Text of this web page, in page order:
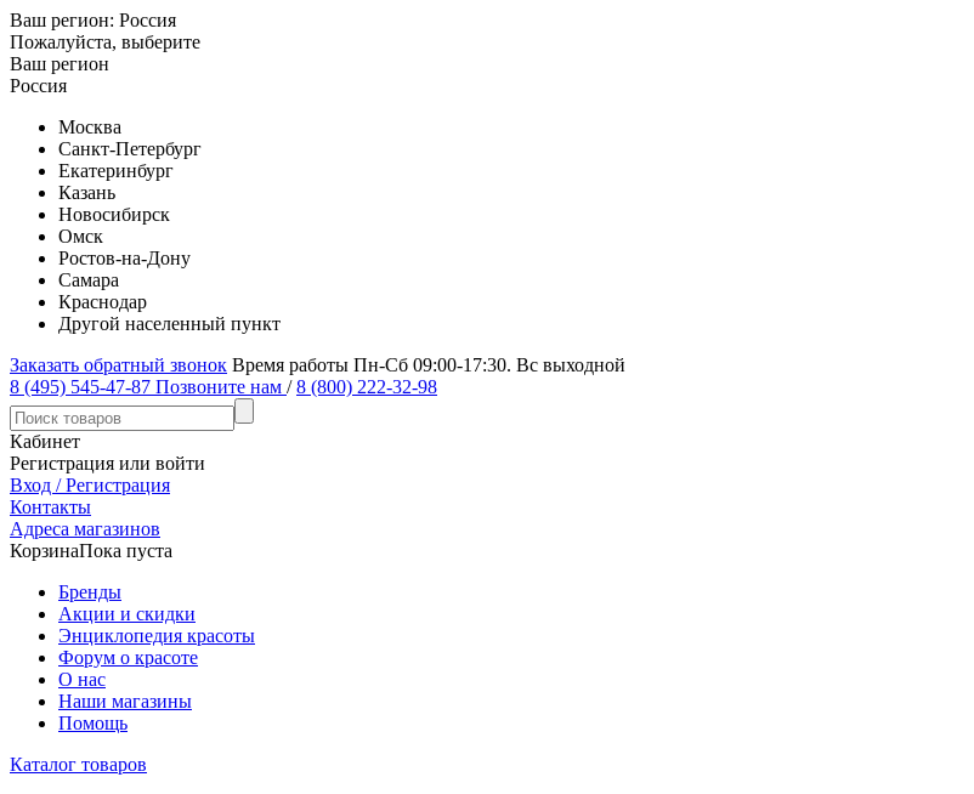
Ваш регион: Россия
Пожалуйста, выберите
Ваш регион
Россия
Москва
Санкт-Петербург
Екатеринбург
Казань
Новосибирск
Омск
Ростов-на-Дону
Самара
Краснодар
Другой населенный пункт
Заказать обратный звонок Время работы Пн-Сб 09:00-17:30. Вс выходной
8 (495) 545-47-87 Позвоните нам / 8 (800) 222-32-98
Кабинет
Регистрация или войти
Вход / Регистрация
Контакты
Адреса магазинов
КорзинаПока пуста
Бренды
Акции и скидки
Энциклопедия красоты
Форум о красоте
О нас
Наши магазины
Помощь
Каталог товаров